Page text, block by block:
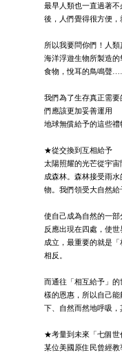
最早人類也一直過著
後，人們覺得很方便，
所以我要問你們！人
海洋浮遊生物所製造
食物，悅耳的鳥鳴聲
我們為了生存真正需
們應該更加妥善運用
地球無償給予的這些禮
★從交換到互相給予
太陽照耀的光芒從宇
成森林。森林接受雨
物。我們領受大自然給
使自己成為自然的一
反應出現在四處，使
成立，最重要的就是
相反。
而通往「相互給予」
樣的恩惠，所以自己
下、自然而然地呼吸，
★考量到未來「七個世
某位美國原住民曾經教